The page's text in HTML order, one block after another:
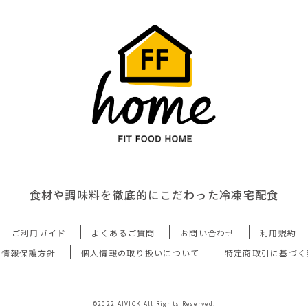
食材や調味料を徹底的にこだわった冷凍宅配食
ご利用ガイド よくあるご質問 お問い合わせ
利用規約
報保護方針
個人情報の取り扱いについて 特定商取引に基づ
©2022 AIVICK All Rights Reserved.